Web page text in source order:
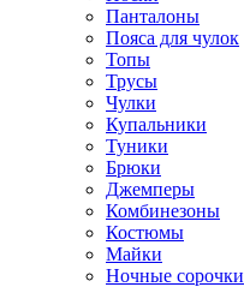
Панталоны
Поясa для чулок
Топы
Трусы
Чулки
Купальники
Туники
Брюки
Джемперы
Комбинезоны
Костюмы
Майки
Ночные сорочки